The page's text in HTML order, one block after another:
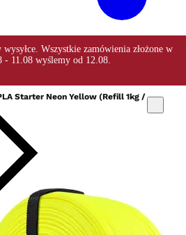
Starter Neon Yellow (Refill 1kg /